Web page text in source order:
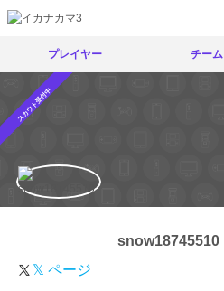
プレイヤー チーム
スカウト受付中
snow18745510
𝕏 ページ